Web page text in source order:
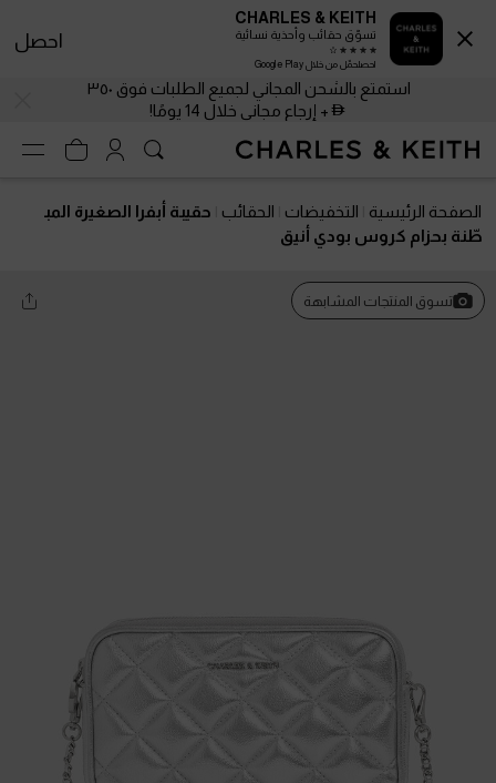
استمتع بالشحن المجاني لجميع الطلبات فوق ٣٥٠
+ إرجاع مجاني خلال 14 يومًا!
الصفحة الرئيسية التخفيضات الحقائب
حقيبة أبفرا الصغيرة المب
طّنة بحزام كروس بودي أنيق
تسوق المنتجات المشابهة
CHARLES & KEITH
تسوّق حقائب وأحذية نسائية
احصلحمّل من خلال Google Play
احصل